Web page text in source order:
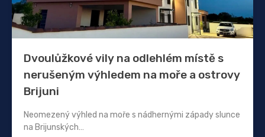
Dvoulůžkové vily na odlehlém místě s
nerušeným výhledem na moře a ostrovy
Brijuni
Neomezený výhled na moře s nádhernými západy slunce
na Brijunských…